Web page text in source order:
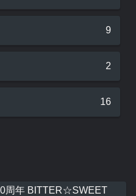
9
2
16
周年 BITTER☆SWEET